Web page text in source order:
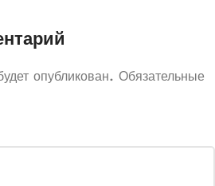
опубликован. Обязательные